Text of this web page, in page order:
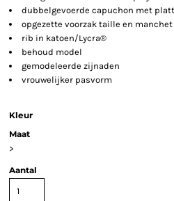
dubbelgevoerde capuchon met
opgezette voorzak taille en manchet
rib in katoen/Lycra®
behoud model
gemodeleerde zijnaden
vrouwelijker pasvorm
Kleur
Maat
>
Aantal